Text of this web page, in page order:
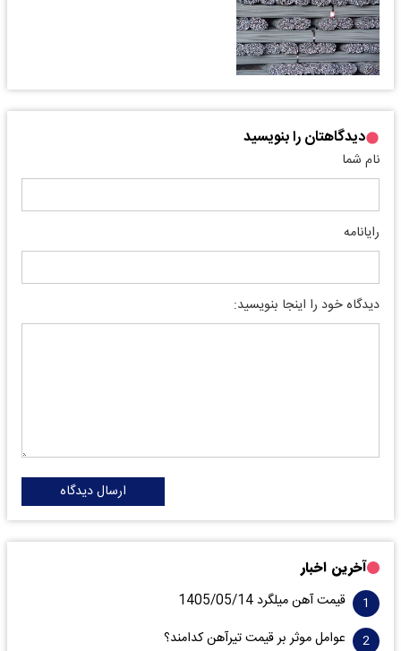
دیدگاهتان را بنویسید
نام شما
رایانامه
دیدگاه خود را اینجا بنویسید:
ارسال دیدگاه
آخرین اخبار
قیمت آهن میلگرد 1405/05/14
عوامل موثر بر قیمت تیرآهن کدامند؟